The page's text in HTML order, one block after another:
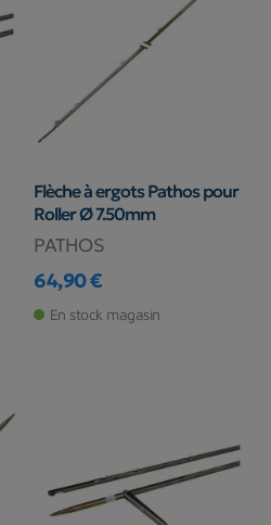
Flèche à ergots Pathos pour
Roller Ø 7.50mm
PATHOS
Prix
64,90 €
En stock magasin